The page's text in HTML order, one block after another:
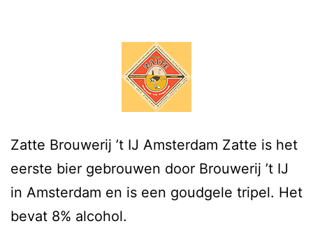
Zatte Brouwerij ’t IJ Amsterdam Zatte is het
eerste bier gebrouwen door Brouwerij ’t IJ
in Amsterdam en is een goudgele tripel. Het
bevat 8% alcohol.